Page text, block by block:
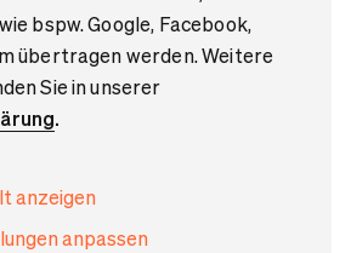
bspw. Google, Facebook,
übertragen werden. Weitere
Sie in unserer
.
anzeigen
anpassen